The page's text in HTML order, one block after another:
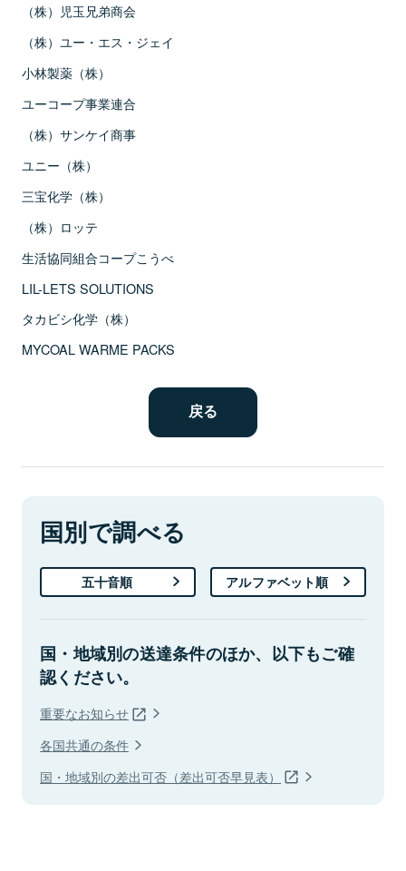
（株）児玉兄弟商会
（株）ユー・エス・ジェイ
小林製薬（株）
ユーコープ事業連合
（株）サンケイ商事
ユニー（株）
三宝化学（株）
（株）ロッテ
生活協同組合コープこうべ
LIL-LETS SOLUTIONS
タカビシ化学（株）
MYCOAL WARME PACKS
国別で調べる
五十音順 アルファベット順
国・地域別の送達条件のほか、以下もご確
認ください。
重要なお知らせ
各国共通の条件
国・地域別の差出可否（差出可否早見表）